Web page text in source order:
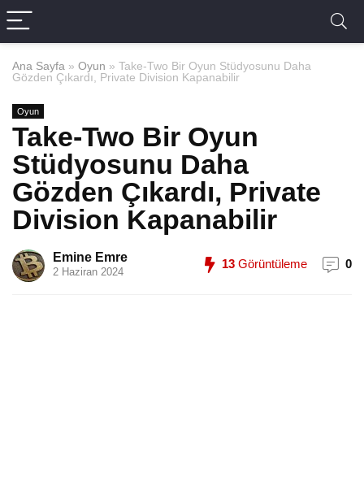
Ana Sayfa » Oyun » Take-Two Bir Oyun Stüdyosunu Daha
Gözden Çıkardı, Private Division Kapanabilir
Oyun
Take-Two Bir Oyun
Stüdyosunu Daha
Gözden Çıkardı, Private
Division Kapanabilir
Emine Emre
2 Haziran 2024
13 Görüntüleme 0